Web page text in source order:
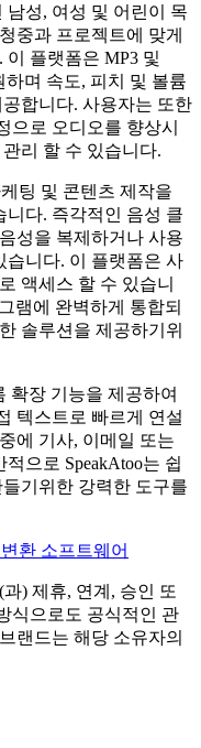
남성, 여성 및 어린이 목
중과 프로젝트에 맞게
플랫폼은 MP3 및
며 속도, 피치 및 볼륨
합니다. 사용자는 또한
으로 오디오를 향상시
리 할 수 ​​있습니다.
팅 및 콘텐츠 제작을
니다. 즉각적인 음성 클
성을 복제하거나 사용
습니다. 이 플랫폼은 사
액세스 할 수 있습니
램에 완벽하게 통합되
솔루션을 제공하기위
확장 기능을 제공하여
텍스트로 빠르게 연설
에 기사, 이메일 또는
으로 SpeakAtoo는 쉽
기위한 강력한 도구를
환 소프트웨어
과) 제휴, 연계, 승인 또
식으로도 공식적인 관
랜드는 해당 소유자의